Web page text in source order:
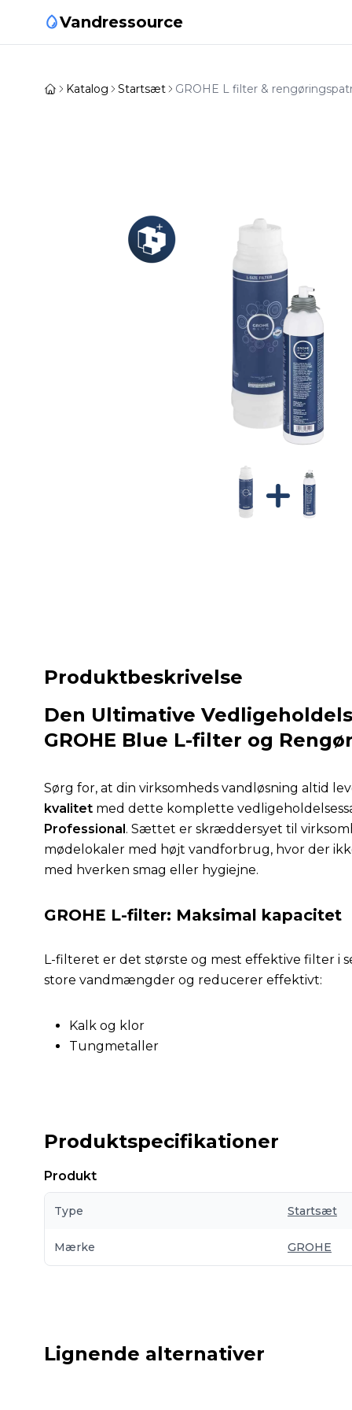
Vandressource
Katalog Startsæt GROHE L filter &
Produktbeskrivelse
Den Ultimative
GROHE Blue L-filter og
Sørg for, at din virksomheds vandløsning altid
kvalitet med dette komplette
Professional. Sættet er skræddersyet til
mødelokaler med højt vandforbrug, hvor der
med hverken smag eller hygiejne.
GROHE L-filter: Maksimal kapacitet
L-filteret er det største og mest effektive filter i
store vandmængder og reducerer effektivt:
Kalk og klor
Tungmetaller
Produktspecifikationer
Produkt
Type Startsæt
Mærke GROHE
Lignende alternativer